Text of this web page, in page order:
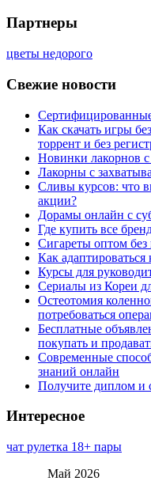
Партнеры
цветы недорого
Свежие новости
Как скачать игры
торрент и без
Новинки лакорнов
Лакорны с
Сливы курсов: что
акции?
Дорамы онлайн с
Где купить все
Сигареты оптом
Как
Курсы для
Сериалы из Кореи
Остеотомия
потребоваться
Бесплатные
покупать и
Современные
знаний онлайн
Получите диплом и
Интересное
чат рулетка 18+ пары
Май 2026